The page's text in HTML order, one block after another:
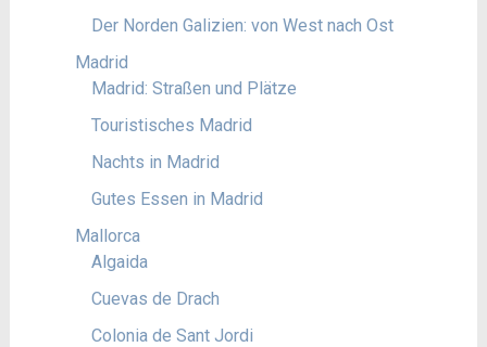
Der Norden Galizien: von West nach Ost
Madrid
Madrid: Straßen und Plätze
Touristisches Madrid
Nachts in Madrid
Gutes Essen in Madrid
Mallorca
Algaida
Cuevas de Drach
Colonia de Sant Jordi